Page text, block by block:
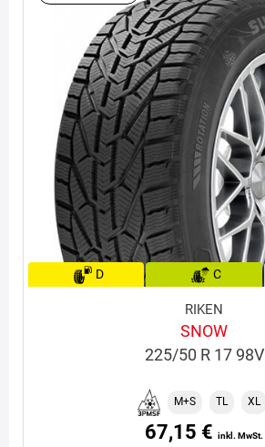
D C
RIKEN
SNOW
225/50 R 17 98V
M+S TL XL
67,15 € inkl. MwSt.